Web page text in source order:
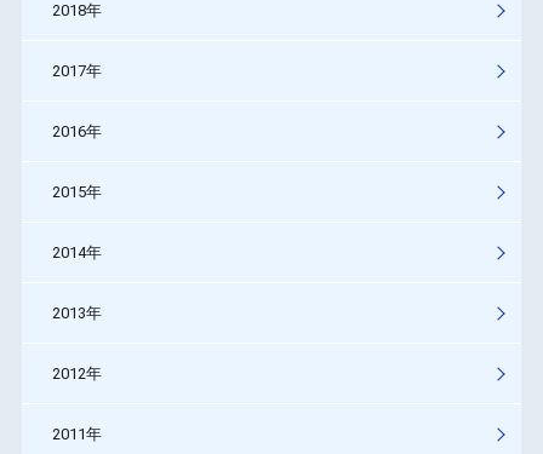
2018年
2017年
2016年
2015年
2014年
2013年
2012年
2011年